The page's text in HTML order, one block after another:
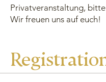
Privatveranstaltung,
Wir freuen uns auf euch!